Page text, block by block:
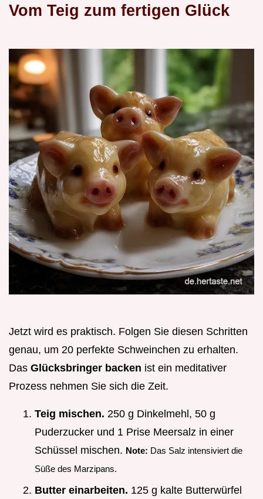
Vom Teig zum fertigen Glück
Jetzt wird es praktisch. Folgen Sie diesen Schritten
genau, um 20 perfekte Schweinchen zu erhalten.
Das Glücksbringer backen ist ein meditativer
Prozess nehmen Sie sich die Zeit.
Teig mischen. 250 g Dinkelmehl, 50 g
Puderzucker und 1 Prise Meersalz in einer
Schüssel mischen. Note: Das Salz intensiviert die
Süße des Marzipans.
Butter einarbeiten. 125 g kalte Butterwürfel